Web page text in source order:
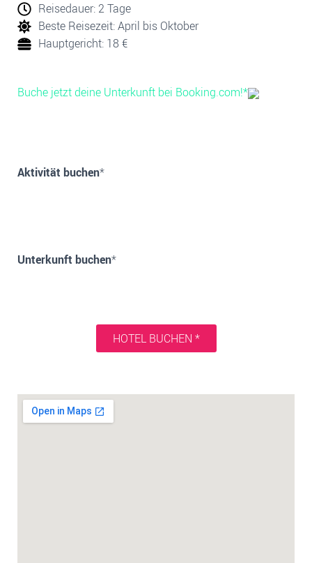
Reisedauer: 2 Tage
Beste Reisezeit: April bis Oktober
Hauptgericht: 18 €
Buche jetzt deine Unterkunft bei Booking.com!*
Aktivität buchen*
Unterkunft buchen*
HOTEL BUCHEN *